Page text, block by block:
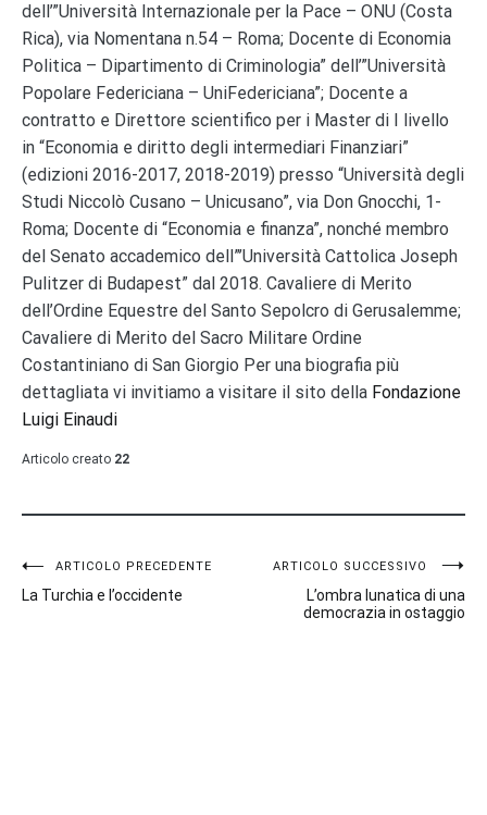
dell’”Università Internazionale per la Pace – ONU (Costa
Rica), via Nomentana n.54 – Roma; Docente di Economia
Politica – Dipartimento di Criminologia” dell’”Università
Popolare Federiciana – UniFedericiana”; Docente a
contratto e Direttore scientifico per i Master di I livello
in “Economia e diritto degli intermediari Finanziari”
(edizioni 2016-2017, 2018-2019) presso “Università degli
Studi Niccolò Cusano – Unicusano”, via Don Gnocchi, 1-
Roma; Docente di “Economia e finanza”, nonché membro
del Senato accademico dell”’Università Cattolica Joseph
Pulitzer di Budapest” dal 2018. Cavaliere di Merito
dell’Ordine Equestre del Santo Sepolcro di Gerusalemme;
Cavaliere di Merito del Sacro Militare Ordine
Costantiniano di San Giorgio Per una biografia più
dettagliata vi invitiamo a visitare il sito della Fondazione
Luigi Einaudi
Articolo creato 22
Navigazione
articoli
ARTICOLO PRECEDENTE
La Turchia e l’occidente
ARTICOLO SUCCESSIVO
L’ombra lunatica di una
democrazia in ostaggio